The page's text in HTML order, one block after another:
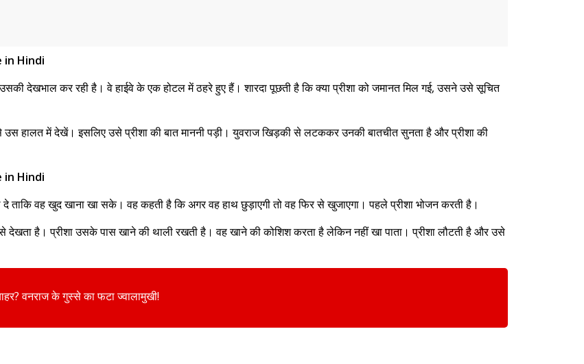
in Hindi
देखभाल कर रही है। वे हाईवे के एक होटल में ठहरे हुए हैं। शारदा पूछती है कि क्या प्रीशा को जमानत मिल गई, उसने उसे सूचित
उस हालत में देखें। इसलिए उसे प्रीशा की बात माननी पड़ी। युवराज खिड़की से लटककर उनकी बातचीत सुनता है और प्रीशा की
in Hindi
ताकि वह खुद खाना खा सके। वह कहती है कि अगर वह हाथ छुड़ाएगी तो वह फिर से खुजाएगा। पहले प्रीशा भोजन करती है।
है। प्रीशा उसके पास खाने की थाली रखती है। वह खाने की कोशिश करता है लेकिन नहीं खा पाता। प्रीशा लौटती है और उसे
वनराज के गुस्से का फटा ज्वालामुखी!